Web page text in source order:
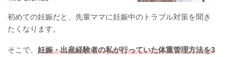
初めての妊娠だと、先輩ママに妊娠中のトラブル対策を聞き
たくなります。
そこで、 妊娠・出産経験者の私が行っていた体重管理方法を3